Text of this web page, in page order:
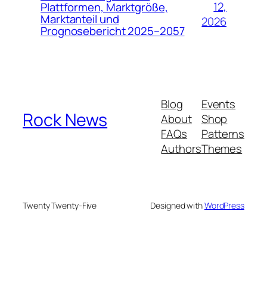
Plattformen, Marktgröße,
Marktanteil und
Prognosebericht 2025–2057
12,
2026
Rock News
Blog
About
FAQs
Authors
Events
Shop
Patterns
Themes
Twenty Twenty-Five Designed withWordPress